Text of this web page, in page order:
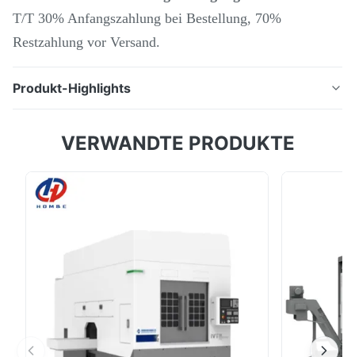
T/T 30% Anfangszahlung bei Bestellung, 70%
Restzahlung vor Versand.
Produkt-Highlights
Schrägbett CNC-Drehmaschine Leistungserweiterung
HTC40p ist ein fortschrittliches
Werkzeugmaschinenprodukt. Es hat starke
VERWANDTE PRODUKTE